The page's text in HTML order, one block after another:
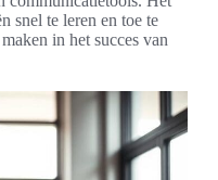
snel te leren en toe te
in het succes van